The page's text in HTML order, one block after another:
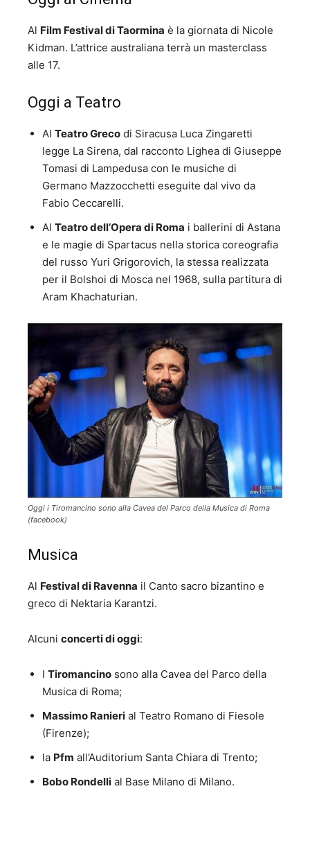
Al Film Festival di Taormina è la giornata di Nicole
Kidman. L’attrice australiana terrà un masterclass
alle 17.
Oggi a Teatro
Al Teatro Greco di Siracusa Luca Zingaretti
legge La Sirena, dal racconto Lighea di Giuseppe
Tomasi di Lampedusa con le musiche di
Germano Mazzocchetti eseguite dal vivo da
Fabio Ceccarelli.
Al Teatro dell’Opera di Roma i ballerini di Astana
e le magie di Spartacus nella storica coreografia
del russo Yuri Grigorovich, la stessa realizzata
per il Bolshoi di Mosca nel 1968, sulla partitura di
Aram Khachaturian.
Oggi i Tiromancino sono alla Cavea del Parco della Musica di Roma
(facebook)
Musica
Al Festival di Ravenna il Canto sacro bizantino e
greco di Nektaria Karantzi.
Alcuni concerti di oggi:
I Tiromancino sono alla Cavea del Parco della
Musica di Roma;
Massimo Ranieri al Teatro Romano di Fiesole
(Firenze);
la Pfm all’Auditorium Santa Chiara di Trento;
Bobo Rondelli al Base Milano di Milano.